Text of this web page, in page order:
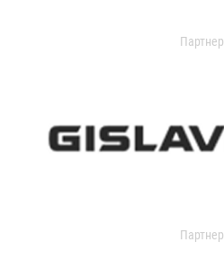
Партнер
Партнер